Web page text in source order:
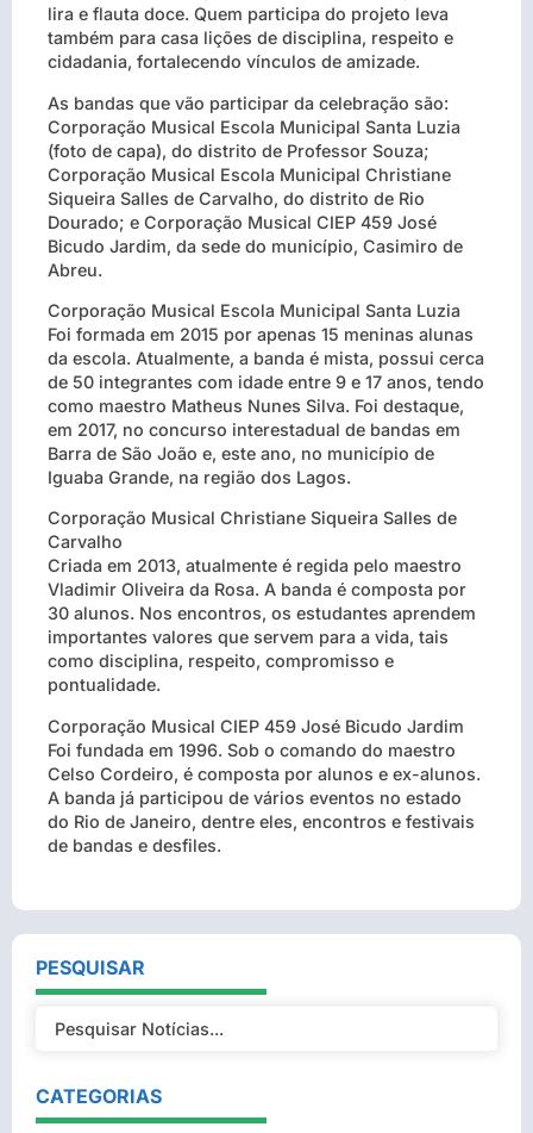
lira e flauta doce. Quem participa do projeto leva
também para casa lições de disciplina, respeito e
cidadania, fortalecendo vínculos de amizade.
As bandas que vão participar da celebração são:
Corporação Musical Escola Municipal Santa Luzia
(foto de capa), do distrito de Professor Souza;
Corporação Musical Escola Municipal Christiane
Siqueira Salles de Carvalho, do distrito de Rio
Dourado; e Corporação Musical CIEP 459 José
Bicudo Jardim, da sede do município, Casimiro de
Abreu.
Corporação Musical Escola Municipal Santa Luzia
Foi formada em 2015 por apenas 15 meninas alunas
da escola. Atualmente, a banda é mista, possui cerca
de 50 integrantes com idade entre 9 e 17 anos, tendo
como maestro Matheus Nunes Silva. Foi destaque,
em 2017, no concurso interestadual de bandas em
Barra de São João e, este ano, no município de
Iguaba Grande, na região dos Lagos.
Corporação Musical Christiane Siqueira Salles de
Carvalho
Criada em 2013, atualmente é regida pelo maestro
Vladimir Oliveira da Rosa. A banda é composta por
30 alunos. Nos encontros, os estudantes aprendem
importantes valores que servem para a vida, tais
como disciplina, respeito, compromisso e
pontualidade.
Corporação Musical CIEP 459 José Bicudo Jardim
Foi fundada em 1996. Sob o comando do maestro
Celso Cordeiro, é composta por alunos e ex-alunos.
A banda já participou de vários eventos no estado
do Rio de Janeiro, dentre eles, encontros e festivais
de bandas e desfiles.
PESQUISAR
CATEGORIAS